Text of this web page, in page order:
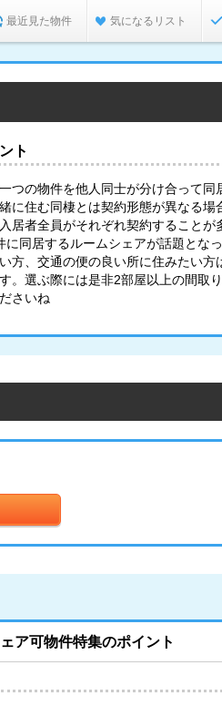
最近見た物件 気になるリスト
ト
つの物件を他人同士が分け合って同
に住む同棲とは契約形態が異なる場
居者全員がそれぞれ契約することが
同居するルームシェアが話題とな
方、交通の便の良い所に住みたい方
。選ぶ際には是非2部屋以上の間取
さいね
ア可物件特集のポイント